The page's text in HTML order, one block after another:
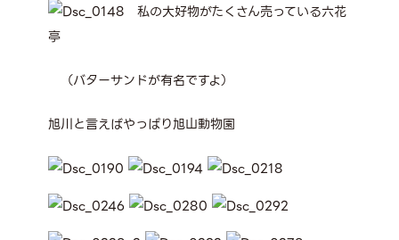
私の大好物がたくさん売っている六花
亭
（バターサンドが有名ですよ）
旭川と言えばやっぱり旭山動物園